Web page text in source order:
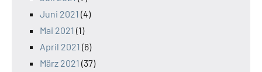
Juni 2021 (4)
Mai 2021 (1)
April 2021 (6)
März 2021 (37)